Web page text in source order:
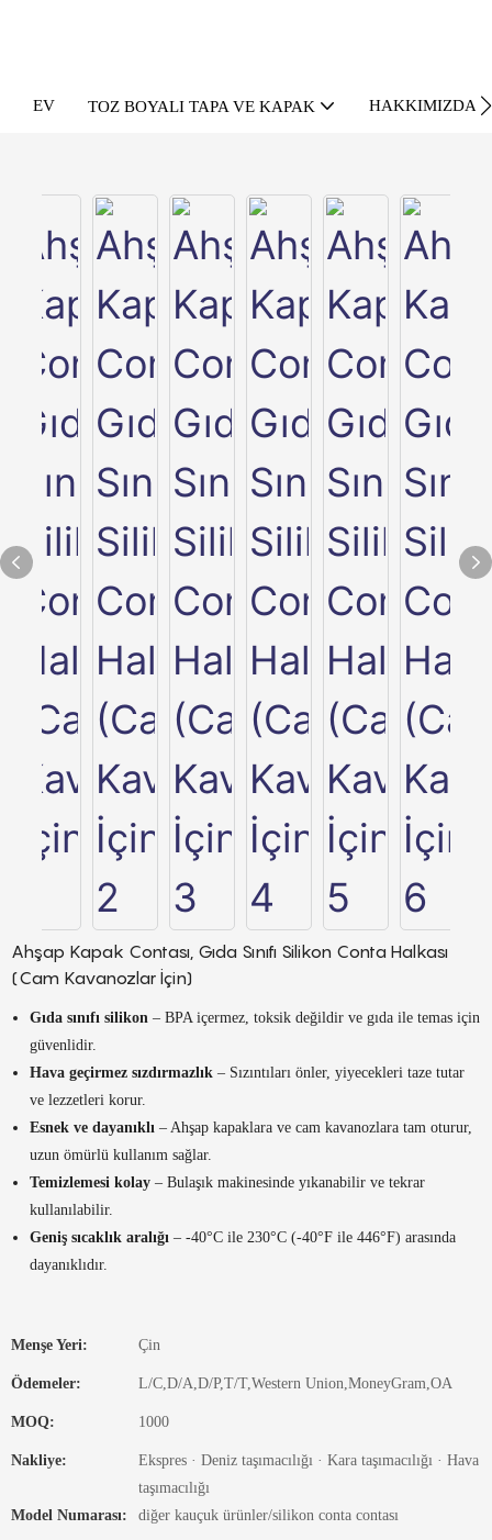
EV TOZ BOYALI TAPA VE KAPAK HAKKIMIZDA
Ahşap Kapak Contası, Gıda Sınıfı Silikon Conta Halkası
(Cam Kavanozlar İçin)
Gıda sınıfı silikon– BPA içermez, toksik değildir ve gıda ile temas için
güvenlidir.
Hava geçirmez sızdırmazlık– Sızıntıları önler, yiyecekleri taze tutar
ve lezzetleri korur.
Esnek ve dayanıklı– Ahşap kapaklara ve cam kavanozlara tam oturur,
uzun ömürlü kullanım sağlar.
Temizlemesi kolay– Bulaşık makinesinde yıkanabilir ve tekrar
kullanılabilir.
Geniş sıcaklık aralığı– -40°C ile 230°C (-40°F ile 446°F) arasında
dayanıklıdır.
Menşe Yeri: Çin
Ödemeler: L/C,D/A,D/P,T/T,Western Union,MoneyGram,OA
MOQ: 1000
Nakliye:
Ekspres · Deniz taşımacılığı · Kara taşımacılığı · Hava
taşımacılığı
Model Numarası:
diğer kauçuk ürünler/silikon conta contası